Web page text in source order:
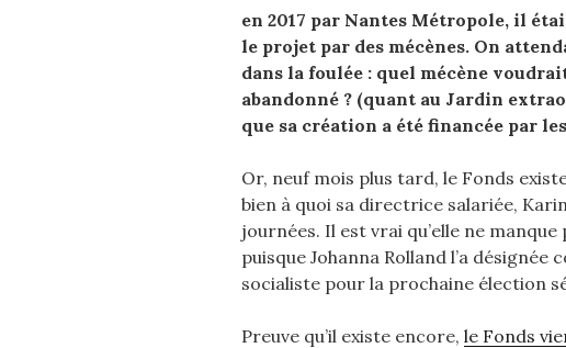
en 2017 par Nantes Métropole, il
le projet par des mécènes. On
dans la foulée : quel mécène
abandonné ? (quant au Jardin
que sa création a été financée par
Or, neuf mois plus tard, le Fonds
bien à quoi sa directrice salariée,
journées. Il est vrai qu’elle ne
puisque Johanna Rolland l’a
socialiste pour la prochaine élection
Preuve qu’il existe encore, le Fonds